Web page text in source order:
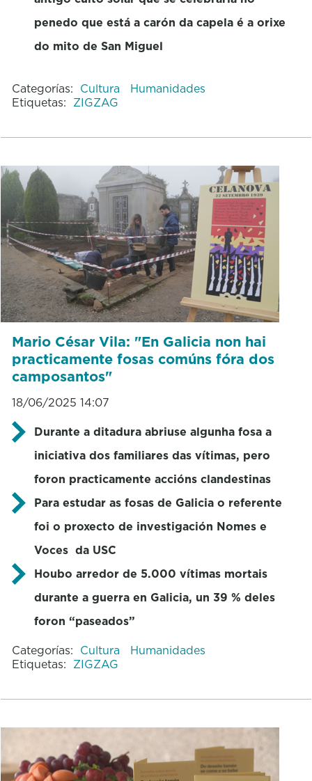
penedo que está a carón da capela é a orixe
do mito de San Miguel
Categorías: Cultura
Humanidades
Etiquetas: ZIGZAG
Mario César Vila: "En Galicia non hai
practicamente fosas comúns fóra dos
camposantos"
18/06/2025 14:07
Durante a ditadura abriuse algunha fosa a
iniciativa dos familiares das vítimas, pero
foron practicamente accións clandestinas
Para estudar as fosas de Galicia o referente
foi o proxecto de investigación Nomes e
Voces da USC
Houbo arredor de 5.000 vítimas mortais
durante a guerra en Galicia, un 39 % deles
foron “paseados”
Categorías: Cultura
Humanidades
Etiquetas: ZIGZAG